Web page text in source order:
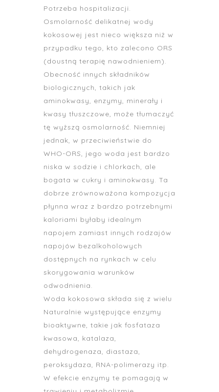
Potrzeba hospitalizacji.
Osmolarność delikatnej wody
kokosowej jest nieco większa niż w
przypadku tego, kto zalecono ORS
(doustną terapię nawodnieniem).
Obecność innych składników
biologicznych, takich jak
aminokwasy, enzymy, minerały i
kwasy tłuszczowe, może tłumaczyć
tę wyższą osmolarność. Niemniej
jednak, w przeciwieństwie do
WHO-ORS, jego woda jest bardzo
niska w sodzie i chlorkach, ale
bogata w cukry i aminokwasy. Ta
dobrze zrównoważona kompozycja
płynna wraz z bardzo potrzebnymi
kaloriami byłaby idealnym
napojem zamiast innych rodzajów
napojów bezalkoholowych
dostępnych na rynkach w celu
skorygowania warunków
odwodnienia.
Woda kokosowa składa się z wielu
Naturalnie występujące enzymy
bioaktywne, takie jak fosfataza
kwasowa, katalaza,
dehydrogenaza, diastaza,
peroksydaza, RNA-polimerazy itp.
W efekcie enzymy te pomagają w